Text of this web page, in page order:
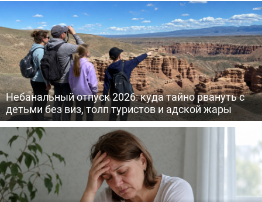
Небанальный отпуск 2026: куда тайно рвануть с
детьми без виз, толп туристов и адской жары